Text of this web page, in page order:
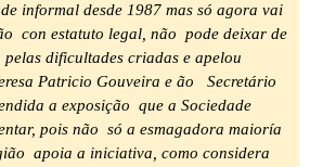
informal desde 1987 mas só agora vai
con estatuto legal, não pode deixar de
dificultades criadas e apelou
Patricio Gouveira e ão Secretário
a exposição que a Sociedade
pois não só a esmagadora maioría
apoia a iniciativa, como considera